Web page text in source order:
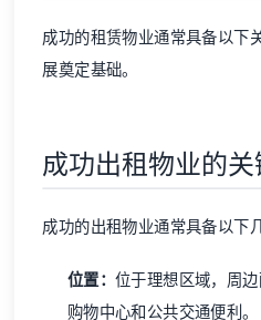
成功的租赁物业通常具备以下
展奠定基础。
成功出租物业的
成功的出租物业通常具备以下
位置： 位于理想区域，周边
购物中心和公共交通便利。